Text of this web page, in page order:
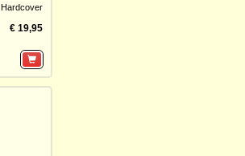
Hardcover
€ 19,95